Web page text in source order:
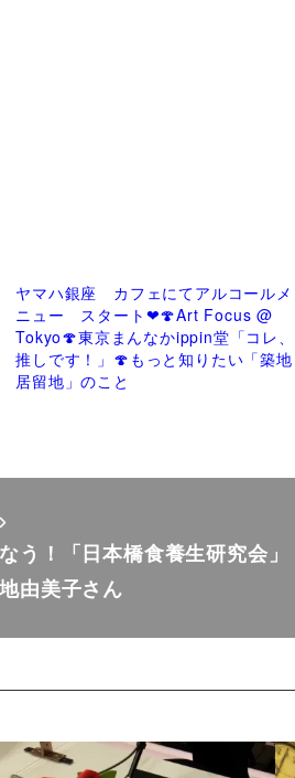
ヤマハ銀座 カフェにてアルコールメ
ニュー スタート❤🍄Art Focus @
Tokyo🍄東京まんなかippin堂「コレ、
推しです！」🍄もっと知りたい「築地
居留地」のこと
う！「日本橋食養生研究会」
由美子さん